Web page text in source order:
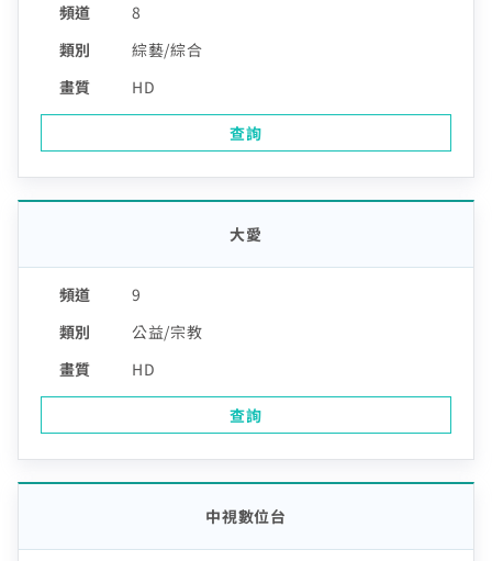
8
綜藝/綜合
HD
查詢
9
大愛
公益/宗教
HD
查詢
中視數位台